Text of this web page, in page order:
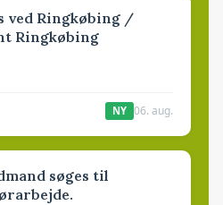
ved Ringkøbing /
Ringkøbing
NY 06. aug.
søges til